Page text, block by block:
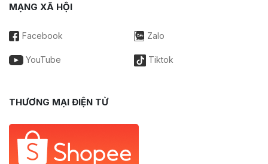
MẠNG XÃ HỘI
Facebook Zalo
YouTube Tiktok
THƯƠNG MẠI ĐIỆN TỬ